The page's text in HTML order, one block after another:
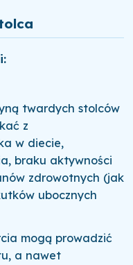
twardych stolców
z
w diecie,
braku aktywności
zdrowotnych (jak
ubocznych
mogą prowadzić
a nawet